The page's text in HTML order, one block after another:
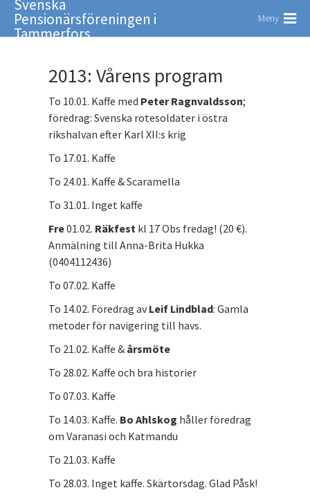
Svenska
Pensionärsföreningen i
Tammerfors
Meny
2013: Vårens program
To 10.01. Kaffe med Peter Ragnvaldsson;
föredrag: Svenska rotesoldater i östra
rikshalvan efter Karl XII:s krig
To 17.01. Kaffe
To 24.01. Kaffe & Scaramella
To 31.01. Inget kaffe
Fre01.02. Räkfest kl 17 Obs fredag! (20 €).
Anmälning till Anna-Brita Hukka
(0404112436)
To 07.02. Kaffe
To 14.02. Föredrag avLeif Lindblad: Gamla
metoder för navigering till havs.
To 21.02. Kaffe & årsmöte
To 28.02. Kaffe och bra historier
To 07.03. Kaffe
To 14.03. Kaffe. Bo Ahlskog håller föredrag
om Varanasi och Katmandu
To 21.03. Kaffe
To 28.03. Inget kaffe. Skärtorsdag. Glad Påsk!